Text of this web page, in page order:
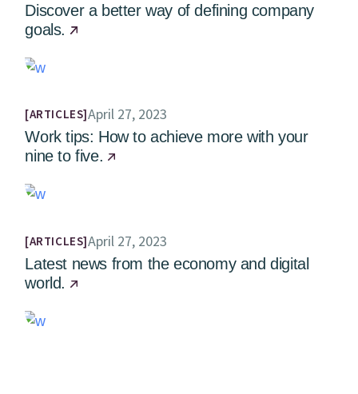
Discover a better way of defining company
goals.
ARTICLES April 27, 2023
Work tips: How to achieve more with your
nine to five.
ARTICLES April 27, 2023
Latest news from the economy and digital
world.